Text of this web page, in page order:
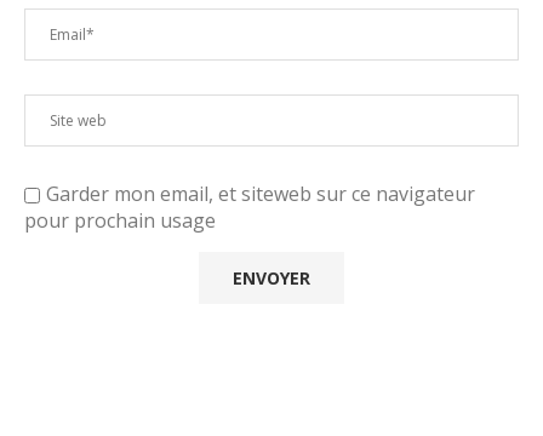
Garder mon email, et siteweb sur ce navigateur
pour prochain usage